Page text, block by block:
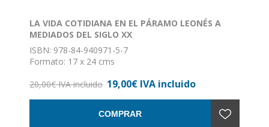
LA VIDA COTIDIANA EN EL PÁRAMO LEONÉS A
MEDIADOS DEL SIGLO XX
ISBN: 978-84-940971-5-7
Formato: 17 x 24 cms
20,00€ IVA incluido 19,00€ IVA incluido
COMPRAR